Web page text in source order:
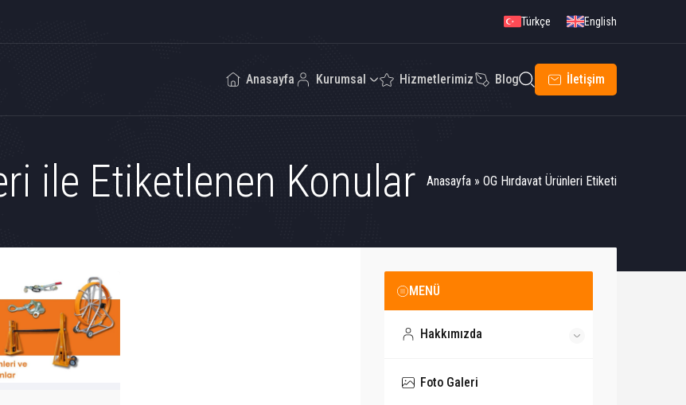
Türkçe English
Anasayfa Kurumsal Hizmetlerimiz Blog İletişim
ile Etiketlenen Konular Anasayfa » OG Hırdavat Ürünleri Etiketi
MENÜ
Hakkımızda
Foto Galeri